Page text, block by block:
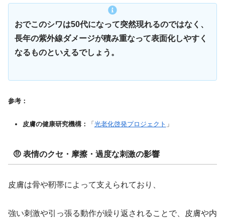
おでこのシワは50代になって突然現れるのではなく、
長年の紫外線ダメージが積み重なって表面化しやすく
なるものといえるでしょう。
参考：
皮膚の健康研究機構： 「 光老化啓発プロジェクト 」
🤨 表情のクセ・摩擦・過度な刺激の影響
皮膚は骨や靭帯によって支えられており、
強い刺激や引っ張る動作が繰り返されることで、皮膚や内